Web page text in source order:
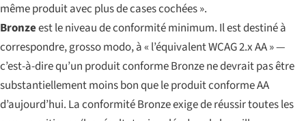
même produit avec plus de cases cochées ».
Bronzeest le niveau de conformité minimum. Il est destiné à
correspondre, grosso modo, à « l’équivalent WCAG 2.x AA » —
c’est-à-dire qu’un produit conforme Bronze ne devrait pas être
substantiellement moins bon que le produit conforme AA
d’aujourd’hui. La conformité Bronze exige de réussir toutes les